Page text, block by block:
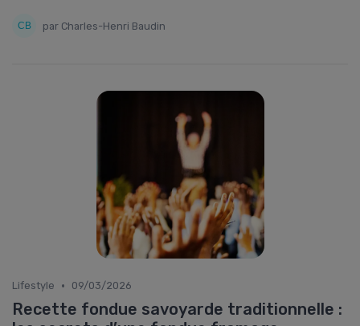
par Charles-Henri Baudin
Lifestyle • 09/03/2026
Recette fondue savoyarde traditionnelle :